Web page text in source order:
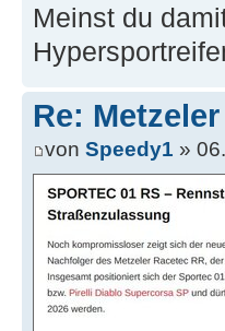
Meinst du
Re:
von Speedy1 »